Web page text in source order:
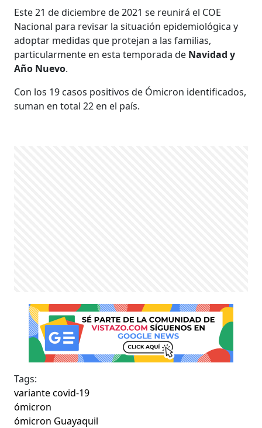
Este 21 de diciembre de 2021 se reunirá el COE
Nacional para revisar la situación epidemiológica y
adoptar medidas que protejan a las familias,
particularmente en esta temporada de Navidad y
Año Nuevo.
Con los 19 casos positivos de Ómicron identificados,
suman en total 22 en el país.
Tags:
variante covid-19
ómicron
ómicron Guayaquil